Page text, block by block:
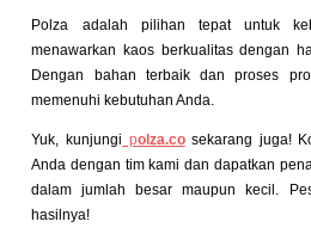
Polza adalah pilihan tepat untuk
menawarkan kaos berkualitas dengan
Dengan bahan terbaik dan proses
memenuhi kebutuhan Anda.
Yuk, kunjungi polza.cosekarang juga!
Anda dengan tim kami dan dapatkan
dalam jumlah besar maupun kecil.
hasilnya!